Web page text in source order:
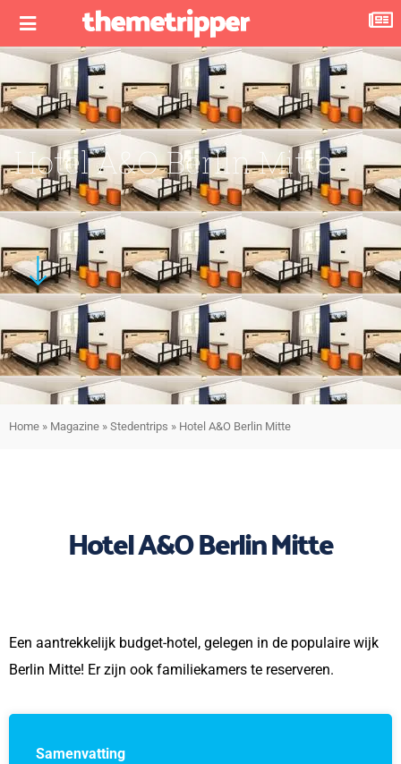
Hotel A&O Berlin Mitte
Home » Magazine » Stedentrips » Hotel A&O Berlin Mitte
Hotel A&O Berlin Mitte
Een aantrekkelijk budget-hotel, gelegen in de populaire wijk
Berlin Mitte! Er zijn ook familiekamers te reserveren.
Samenvatting